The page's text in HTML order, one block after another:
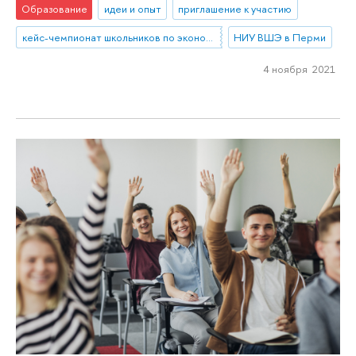
Образование идеи и опыт
приглашение к участию
кейс-чемпионат школьников по экономике и предпринимательству
НИУ ВШЭ в Перми
4 ноября 2021